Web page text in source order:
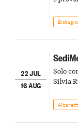
22 JUL
16 AUG
Solo
Silvia